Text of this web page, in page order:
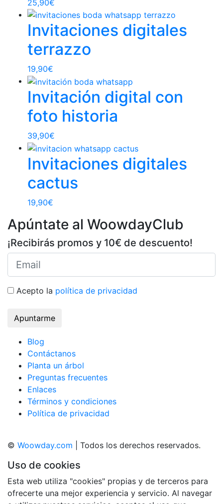
25,90€
Invitaciones digitales
terrazzo
19,90€
Invitación digital con
foto historia
39,90€
Invitaciones digitales
cactus
19,90€
Apúntate al WoowdayClub
¡Recibirás promos y 10€ de descuento!
Acepto la política de privacidad
Apuntarme
Blog
Contáctanos
Planta un árbol
Preguntas frecuentes
Enlaces
Términos y condiciones
Política de privacidad
© Woowday.com | Todos los derechos reservados.
Uso de cookies
Esta web utiliza "cookies" propias y de terceros para
ofrecerte una mejor experiencia y servicio. Al navegar